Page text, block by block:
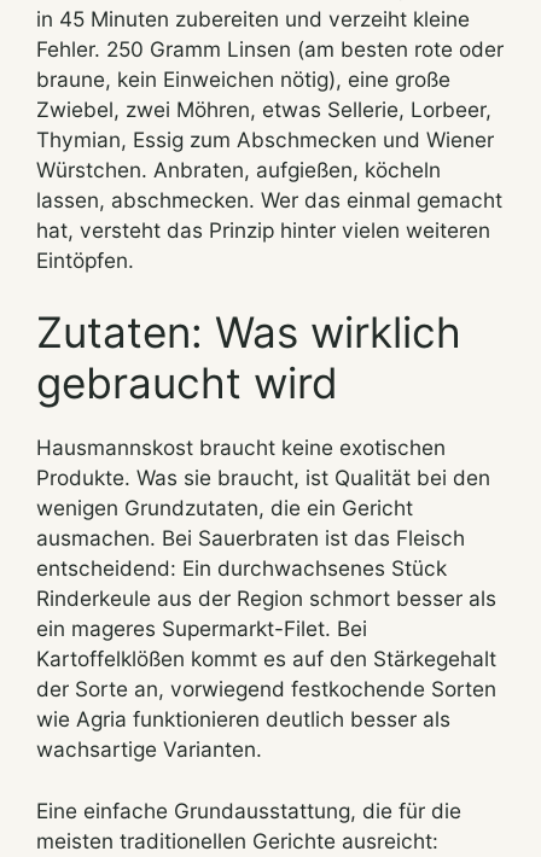
in 45 Minuten zubereiten und verzeiht kleine
Fehler. 250 Gramm Linsen (am besten rote oder
braune, kein Einweichen nötig), eine große
Zwiebel, zwei Möhren, etwas Sellerie, Lorbeer,
Thymian, Essig zum Abschmecken und Wiener
Würstchen. Anbraten, aufgießen, köcheln
lassen, abschmecken. Wer das einmal gemacht
hat, versteht das Prinzip hinter vielen weiteren
Eintöpfen.
Zutaten: Was wirklich
gebraucht wird
Hausmannskost braucht keine exotischen
Produkte. Was sie braucht, ist Qualität bei den
wenigen Grundzutaten, die ein Gericht
ausmachen. Bei Sauerbraten ist das Fleisch
entscheidend: Ein durchwachsenes Stück
Rinderkeule aus der Region schmort besser als
ein mageres Supermarkt-Filet. Bei
Kartoffelklößen kommt es auf den Stärkegehalt
der Sorte an, vorwiegend festkochende Sorten
wie Agria funktionieren deutlich besser als
wachsartige Varianten.
Eine einfache Grundausstattung, die für die
meisten traditionellen Gerichte ausreicht: